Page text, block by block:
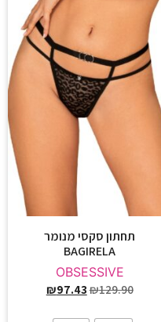
תחתון סקסי מנומר
BAGIRELA
OBSESSIVE
₪129.90
₪97.43